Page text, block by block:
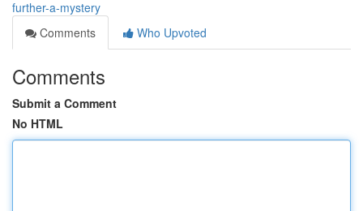
further-a-mystery
Comments
Who Upvoted
Comments
Submit a Comment
No HTML